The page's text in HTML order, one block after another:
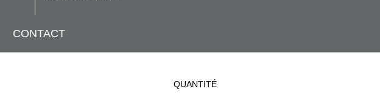
CONTACT
QUANTITÉ